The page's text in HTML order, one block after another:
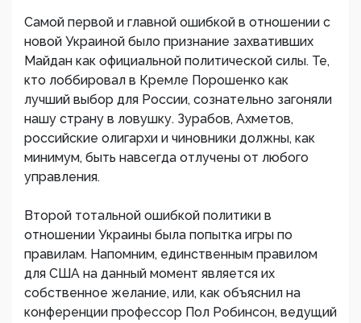
Самой первой и главной ошибкой в отношении с
новой Украиной было признание захвативших
Майдан как официальной политической силы. Те,
кто лоббировал в Кремле Порошенко как
лучший выбор для России, сознательно загоняли
нашу страну в ловушку. Зурабов, Ахметов,
российские олигархи и чиновники должны, как
минимум, быть навсегда отлучены от любого
управления.
Второй тотальной ошибкой политики в
отношении Украины была попытка игры по
правилам. Напомним, единственным правилом
для США на данный момент является их
собственное желание, или, как объяснил на
конференции профессор Пол Робинсон, ведущий